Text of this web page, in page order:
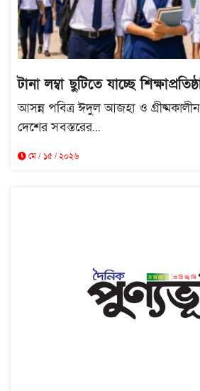
টানা লম্বা ছুটিতে যাচ্ছে
আসন্ন পবিত্র ঈদুল আজহা ও
দেশের সবস্তরের...
মে / ১৫ / ২০২৬